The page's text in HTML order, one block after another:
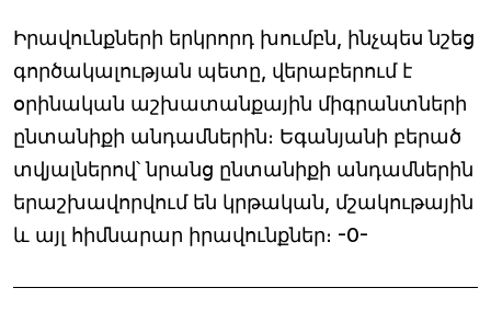
Իրավունքների երկրորդ խումբն, ինչպես նշեց
գործակալության պետը, վերաբերում է
օրինական աշխատանքային միգրանտների
ընտանիքի անդամներին։ Եգանյանի բերած
տվյալներով՝ նրանց ընտանիքի անդամներին
երաշխավորվում են կրթական, մշակութային
և այլ հիմնարար իրավունքներ։ -0-